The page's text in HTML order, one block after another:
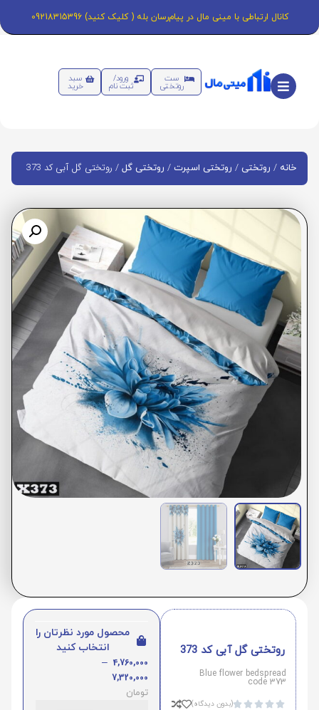
کانال ارتباطی با مینی مال در پیام‌رسان بله ( کلیک کنید) 09218315396
ست
روتختی
ورود/
ثبت نام
سبد
خرید
خانه / روتختی / روتختی اسپرت / روتختی گل / روتختی گل آبی کد 373
روتختی گل آبی کد 373
Blue flower bedspread
code 373




(بدون دیدگاه)
محصول مورد نظرتان را
انتخاب کنید
4,760,000
–
7,320,000
تومان